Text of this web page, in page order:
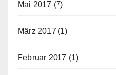
Mai 2017 (7)
März 2017 (1)
Februar 2017 (1)